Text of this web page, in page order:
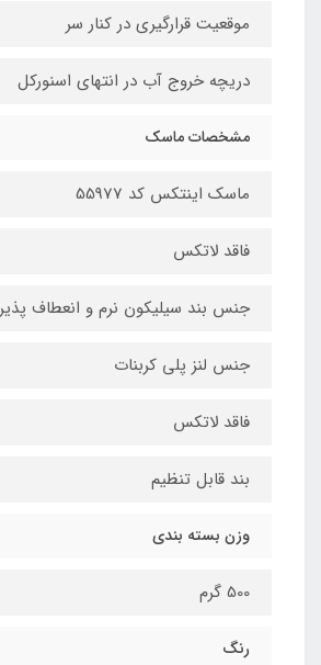
موقعیت قرارگیری در کنار سر
دریچه خروج آب در انتهای اسنورکل
مشخصات ماسک
ماسک اینتکس کد 55977
فاقد لاتکس
جنس بند سیلیکون نرم و انعطاف پذیر
جنس لنز پلی کربنات
فاقد لاتکس
بند قابل تنظیم
وزن بسته بندی
500 گرم
رنگ